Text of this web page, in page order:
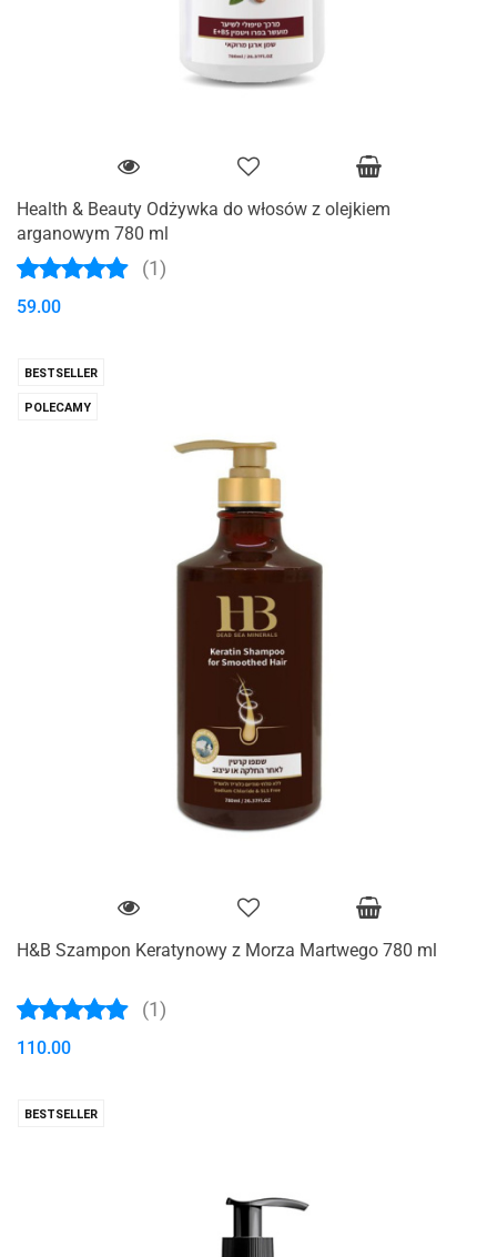
Health & Beauty Odżywka do włosów z olejkiem
arganowym 780 ml
(1)
59.00
BESTSELLER
POLECAMY
H&B Szampon Keratynowy z Morza Martwego 780 ml
(1)
110.00
BESTSELLER